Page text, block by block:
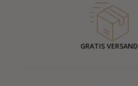
GRATIS VERSAND